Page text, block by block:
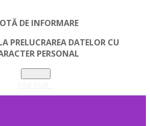
DE INFORMARE
PRELUCRAREA DATELOR CU
PERSONAL